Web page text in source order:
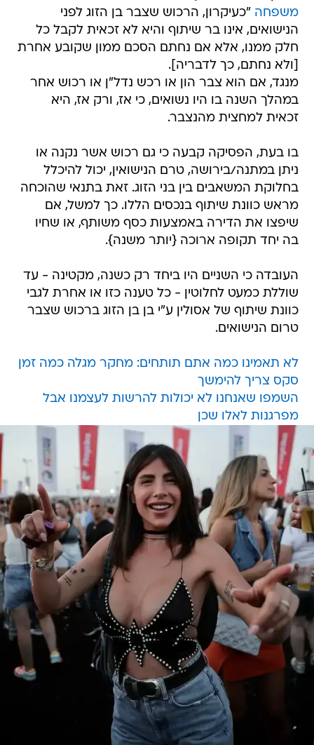
משפחה "כעיקרון, הרכוש שצבר בן הזוג לפני
הנישואים, אינו בר שיתוף והיא לא זכאית לקבל כל
חלק ממנו, אלא אם נחתם הסכם ממון שקובע אחרת
[ולא נחתם, כך לדבריה].
מנגד, אם הוא צבר הון או רכש נדל"ן או רכוש אחר
במהלך השנה בו היו נשואים, כי אז, ורק אז, היא
זכאית למחצית מהנצבר.
בו בעת, הפסיקה קבעה כי גם רכוש אשר נקנה או
ניתן במתנה/בירושה, טרם הנישואין, יכול להיכלל
בחלוקת המשאבים בין בני הזוג. זאת בתנאי שהוכחה
מראש כוונת שיתוף בנכסים הללו. כך למשל, אם
שיפצו את הדירה באמצעות כסף משותף, או שחיו
בה יחד תקופה ארוכה {יותר משנה}.
העובדה כי השניים היו ביחד רק כשנה, מקטינה - עד
שוללת כמעט לחלוטין - כל טענה כזו או אחרת לגבי
כוונת שיתוף של אסולין ע"י בן בן הזוג ברכוש שצבר
טרום הנישואים.
לא תאמינו כמה אתם תותחים: מחקר מגלה כמה זמן
סקס צריך להימשך
השמפו שאנחנו לא יכולות להרשות לעצמנו אבל
מפרגנות לאלו שכן